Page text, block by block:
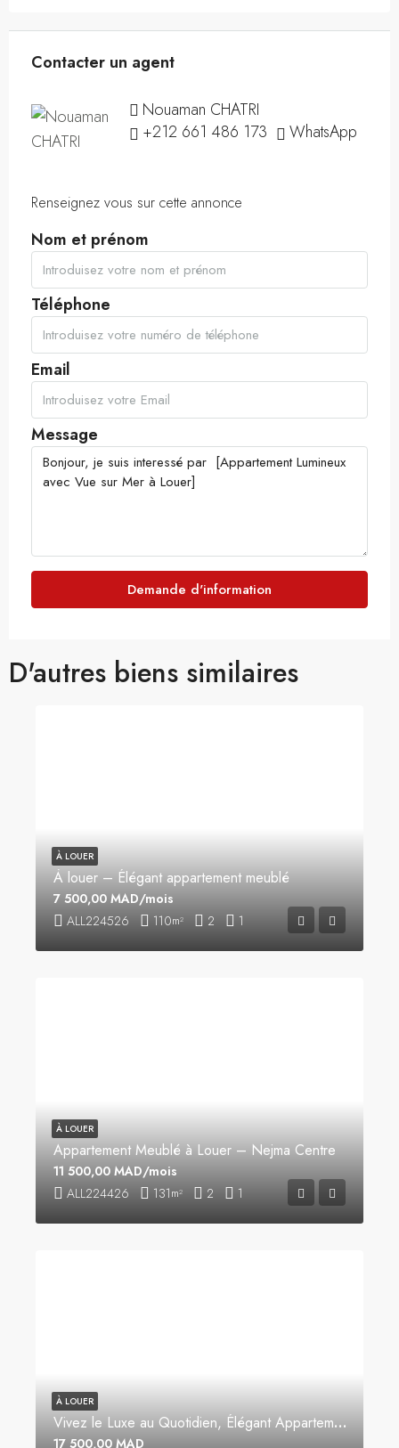
Contacter un agent
Nouaman CHATRI
+212 661 486 173
WhatsApp
Renseignez vous sur cette annonce
Nom et prénom
Téléphone
Email
Message
Demande d'information
D'autres biens similaires
À louer – Élégant appartement meublé
ALL224526 110m² 2 1
7 500,00 MAD/mois
À LOUER
Appartement Meublé à Louer – Nejma Centre
ALL224426 131m² 2 1
11 500,00 MAD/mois
À LOUER
Vivez le Luxe au Quotidien, Élégant Appartement Meublé à Louer
17 500,00 MAD
À LOUER